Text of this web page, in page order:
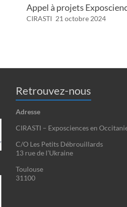
Appel à projets
CIRASTI 21 octobre 2024
Retrouvez-nous
Adresse
CIRASTI – Exposciences en
C/O Les Petits Débrouillards
13 rue de l’Ukraine
Toulouse
31100